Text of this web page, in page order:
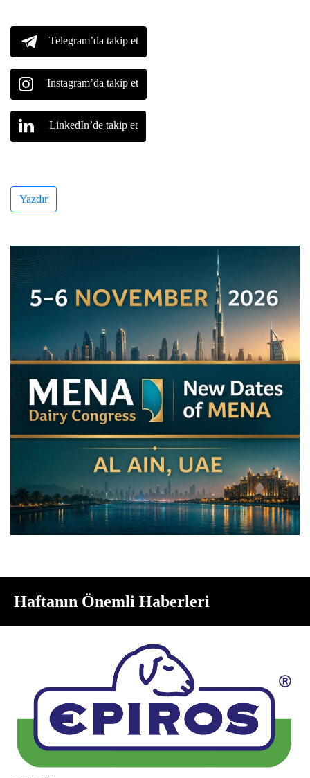
Telegram’da takip et
Instagram’da takip et
LinkedIn’de takip et
Yazdır
Haftanın Önemli Haberleri